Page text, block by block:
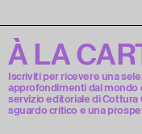
À LA
Iscriviti per ricevere una
approfondimenti dal mondo
servizio editoriale di
sguardo critico e una